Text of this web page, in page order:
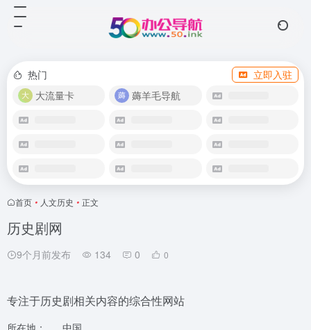
热门
立即入驻
大流量卡
薅羊毛导航
首页 • 人文历史 • 正文
历史剧网
9个月前发布 134 0 0
专注于历史剧相关内容的综合性网站
所在地：
中国